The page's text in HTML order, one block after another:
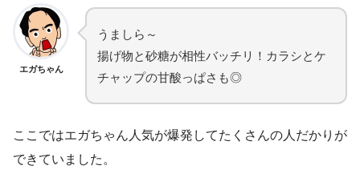
エガちゃん
うましら～
揚げ物と砂糖が相性バッチリ！カラシとケ
チャップの甘酸っぱさも◎
ここではエガちゃん人気が爆発してたくさんの人だかりが
できていました。